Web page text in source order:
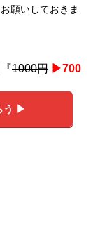
願いしておきま
1000円 ▶︎700
う ▶︎